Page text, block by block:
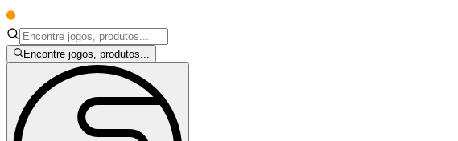
Encontre jogos, produtos...